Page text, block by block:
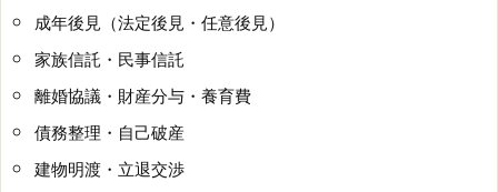
成年後見（法定後見・任意後見）
家族信託・民事信託
離婚協議・財産分与・養育費
債務整理・自己破産
建物明渡・立退交渉